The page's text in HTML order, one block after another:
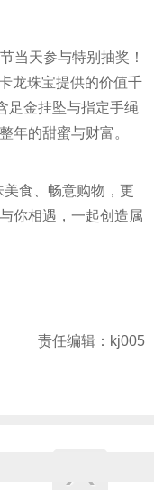
当天参与特别抽奖！
龙珠宝提供的价值千
足金挂坠与指定手绳
年的甜蜜与财富。
食、畅意购物，更
你相遇，一起创造属
责任编辑：kj005